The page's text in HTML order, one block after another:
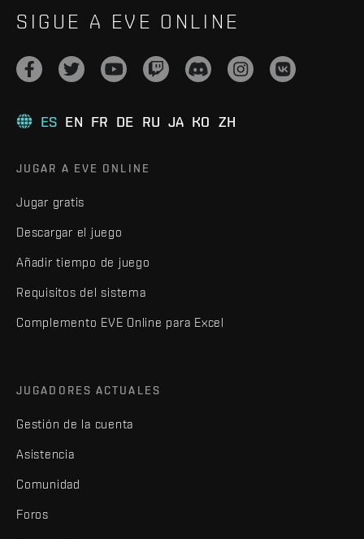
SIGUE A EVE ONLINE
ES EN FR DE RU JA KO ZH
JUGAR A EVE ONLINE
Jugar gratis
Descargar el juego
Añadir tiempo de juego
Requisitos del sistema
Complemento EVE Online para Excel
JUGADORES ACTUALES
Gestión de la cuenta
Asistencia
Comunidad
Foros